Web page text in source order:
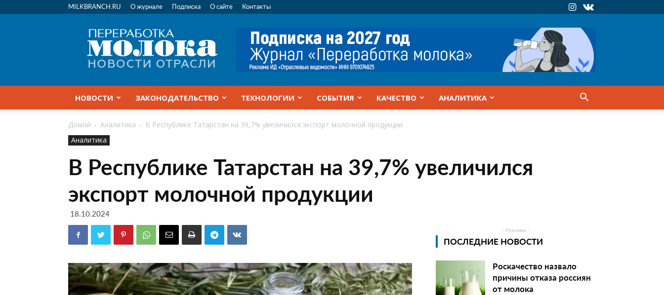
MILKBRANCH.RU О журнале Подписка О сайте Контакты
Переработка
молока
|
Новости
НОВОСТИ ЗАКОНОДАТЕЛЬСТВО ТЕХНОЛОГИИ СОБЫТИЯ КАЧЕСТВО АНАЛИТИКА
Домой Аналитика
В Республике Татарстан на 39,7% увеличился экспорт молочной продукции
Аналитика
В Республике Татарстан на 39,7% увеличился
экспорт молочной продукции
18.10.2024
- Реклама -
ПОСЛЕДНИЕ НОВОСТИ
Роскачество назвало
причины отказа россиян
от молока